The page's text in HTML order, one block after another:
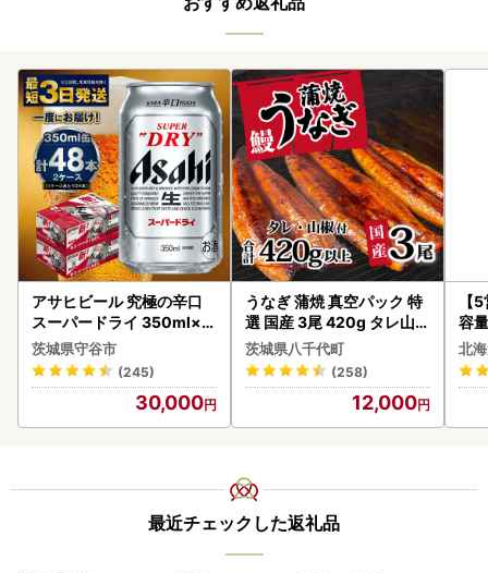
アサヒビール 究極の辛口
スーパードライ 350ml×4
8本 ビール
茨城県守谷市
(245)
30,000
うなぎ 蒲焼 真空パック 特
選 国産 3尾 420g タレ山椒
付き うな重 ひつまぶし 訳
あり 茨城 ウナギ 鰻 個包装
人気 美味しい 小分け 八千
茨城県八千代町
(258)
12,000
【
容
あ
ー
058
北
最近チェックした返礼品